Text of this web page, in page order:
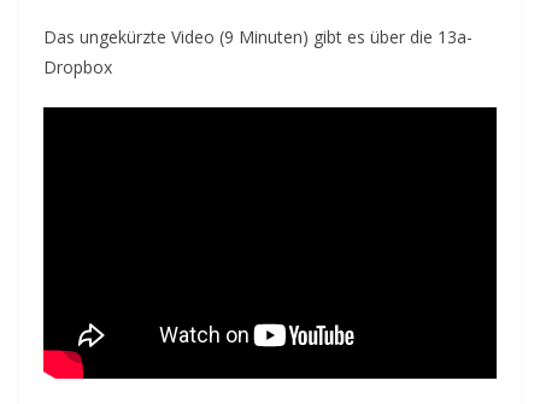
Das ungekürzte Video (9 Minuten) gibt es über die 13a-
Dropbox